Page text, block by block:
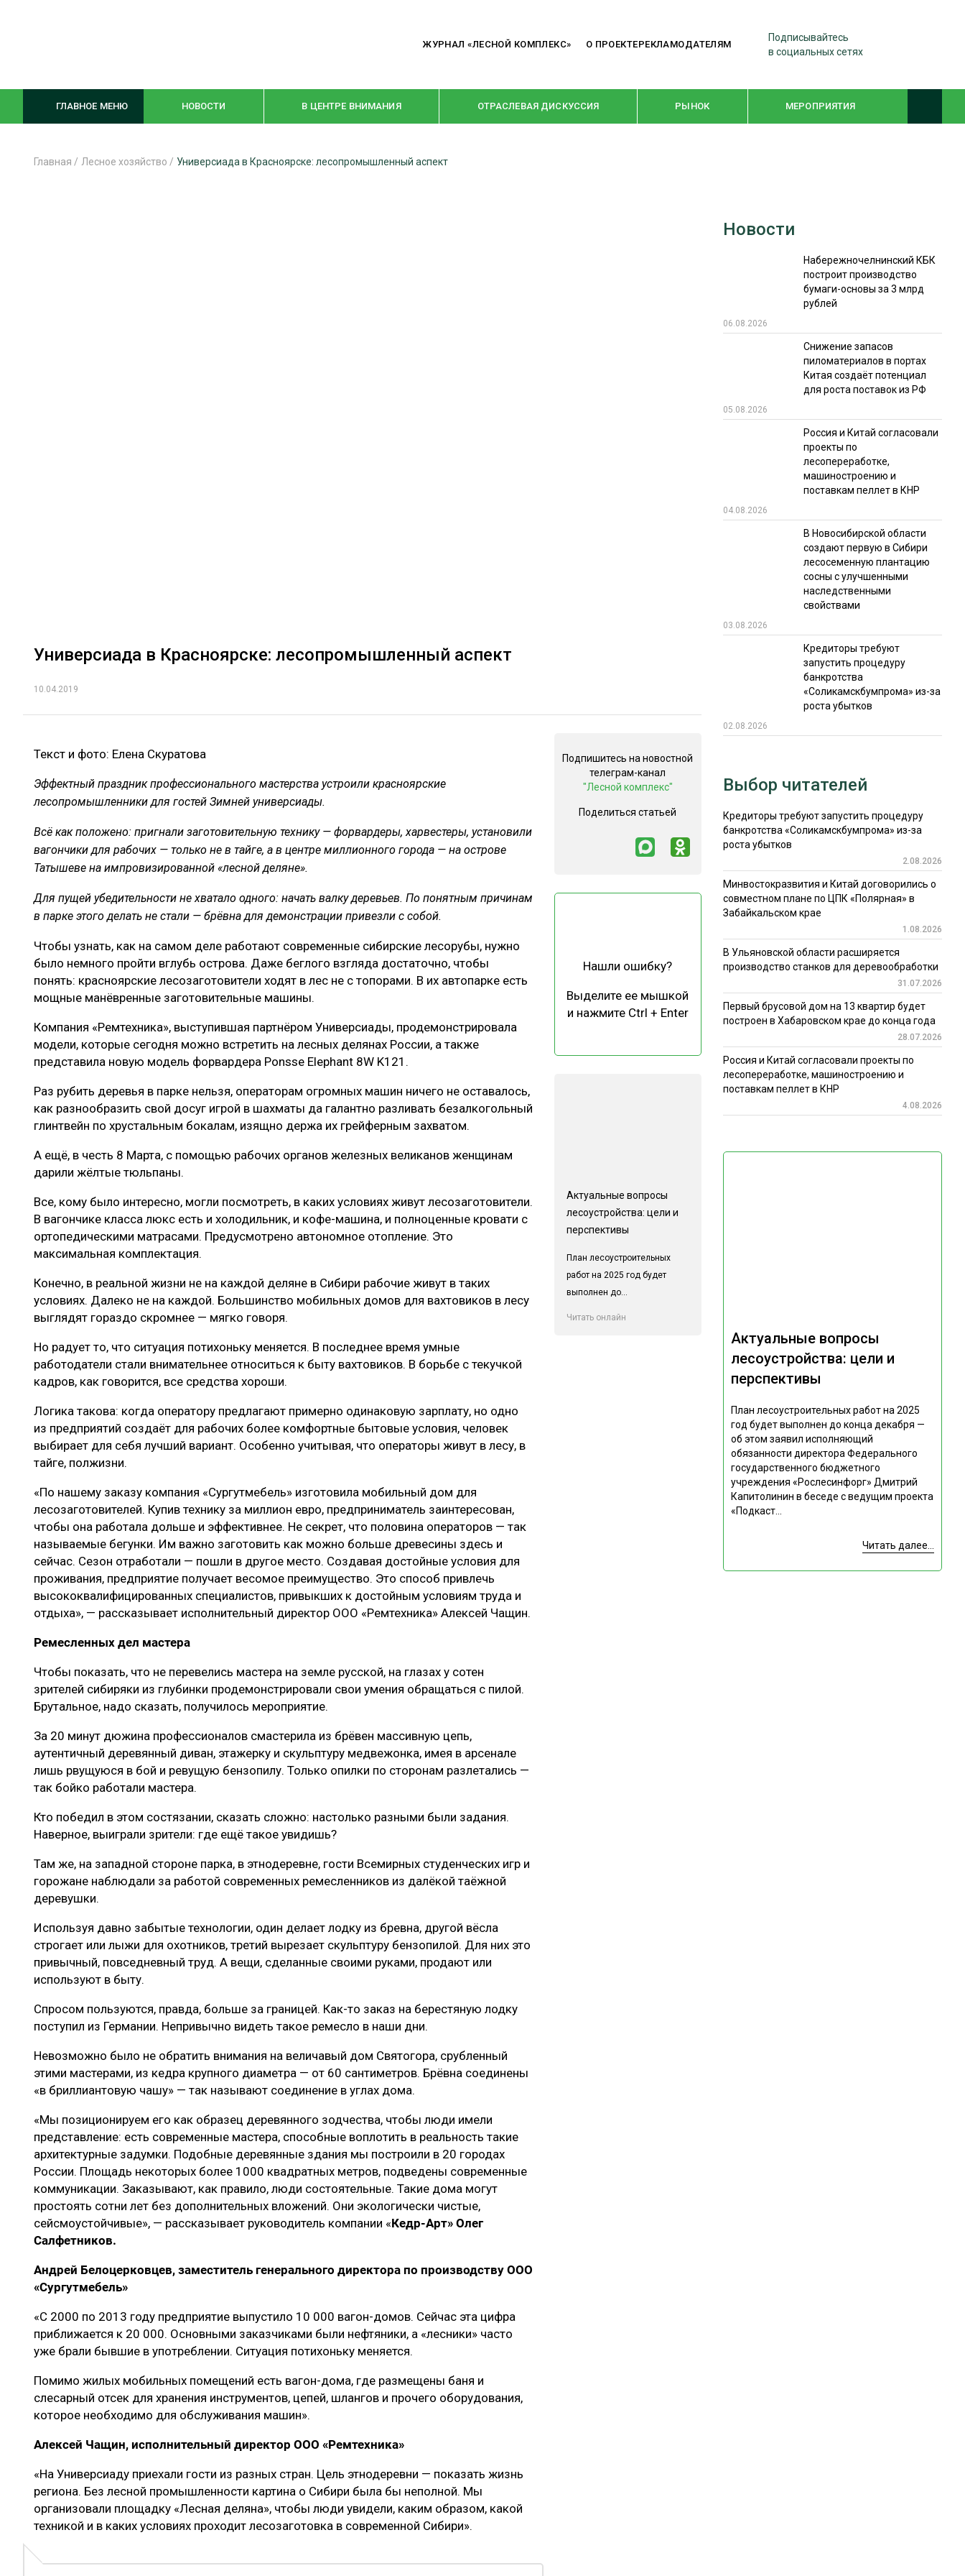
ЖУРНАЛ «ЛЕСНОЙ КОМПЛЕКС» О ПРОЕКТЕРЕКЛАМОДАТЕЛЯМ
Подписывайтесь
в социальных сетях
ГЛАВНОЕ МЕНЮ НОВОСТИ В ЦЕНТРЕ ВНИМАНИЯ ОТРАСЛЕВАЯ ДИСКУССИЯ РЫНОК МЕРОПРИЯТИЯ
WOODEX-2021
СУШКА ДРЕВЕСИНЫ
ИТОГИ МЕРОПРИЯТИЙ
Главная / Лесное хозяйство / Универсиада в Красноярске: лесопромышленный аспект
Универсиада в Красноярске: лесопромышленный аспект
10.04.2019
Текст и фото: Елена Скуратова
Эффектный праздник профессионального мастерства устроили красноярские
лесопромышленники для гостей Зимней универсиады.
Всё как положено: пригнали заготовительную технику — форвардеры, харвестеры, установили
вагончики для рабочих — только не в тайге, а в центре миллионного города — на острове
Татышеве на импровизированной «лесной деляне».
Для пущей убедительности не хватало одного: начать валку деревьев. По понятным причинам
в парке этого делать не стали — брёвна для демонстрации привезли с собой.
Чтобы узнать, как на самом деле работают современные сибирские лесорубы, нужно
было немного пройти вглубь острова. Даже беглого взгляда достаточно, чтобы
понять: красноярские лесозаготовители ходят в лес не с топорами. В их автопарке есть
мощные манёвренные заготовительные машины.
Компания «Ремтехника», выступившая партнёром Универсиады, продемонстрировала
модели, которые сегодня можно встретить на лесных делянах России, а также
представила новую модель форвардера Ponsse Elephant 8W K121.
Раз рубить деревья в парке нельзя, операторам огромных машин ничего не оставалось,
как разнообразить свой досуг игрой в шахматы да галантно разливать безалкогольный
глинтвейн по хрустальным бокалам, изящно держа их грейферным захватом.
А ещё, в честь 8 Марта, с помощью рабочих органов железных великанов женщинам
дарили жёлтые тюльпаны.
Все, кому было интересно, могли посмотреть, в каких условиях живут лесозаготовители.
В вагончике класса люкс есть и холодильник, и кофе-машина, и полноценные кровати с
ортопедическими матрасами. Предусмотрено автономное отопление. Это
максимальная комплектация.
Конечно, в реальной жизни не на каждой деляне в Сибири рабочие живут в таких
условиях. Далеко не на каждой. Большинство мобильных домов для вахтовиков в лесу
выглядят гораздо скромнее — мягко говоря.
Но радует то, что ситуация потихоньку меняется. В последнее время умные
работодатели стали внимательнее относиться к быту вахтовиков. В борьбе с текучкой
кадров, как говорится, все средства хороши.
Логика такова: когда оператору предлагают примерно одинаковую зарплату, но одно
из предприятий создаёт для рабочих более комфортные бытовые условия, человек
выбирает для себя лучший вариант. Особенно учитывая, что операторы живут в лесу, в
тайге, полжизни.
«По нашему заказу компания «Сургутмебель» изготовила мобильный дом для
лесозаготовителей. Купив технику за миллион евро, предприниматель заинтересован,
чтобы она работала дольше и эффективнее. Не секрет, что половина операторов — так
называемые бегунки. Им важно заготовить как можно больше древесины здесь и
сейчас. Сезон отработали — пошли в другое место. Создавая достойные условия для
проживания, предприятие получает весомое преимущество. Это способ привлечь
высококвалифицированных специалистов, привыкших к достойным условиям труда и
отдыха», — рассказывает исполнительный директор ООО «Ремтехника» Алексей Чащин.
Ремесленных дел мастера
Чтобы показать, что не перевелись мастера на земле русской, на глазах у сотен
зрителей сибиряки из глубинки продемонстрировали свои умения обращаться с пилой.
Брутальное, надо сказать, получилось мероприятие.
За 20 минут дюжина профессионалов смастерила из брёвен массивную цепь,
аутентичный деревянный диван, этажерку и скульптуру медвежонка, имея в арсенале
лишь рвущуюся в бой и ревущую бензопилу. Только опилки по сторонам разлетались —
так бойко работали мастера.
Кто победил в этом состязании, сказать сложно: настолько разными были задания.
Наверное, выиграли зрители: где ещё такое увидишь?
Там же, на западной стороне парка, в этнодеревне, гости Всемирных студенческих игр и
горожане наблюдали за работой современных ремесленников из далёкой таёжной
деревушки.
Используя давно забытые технологии, один делает лодку из бревна, другой вёсла
строгает или лыжи для охотников, третий вырезает скульптуру бензопилой. Для них это
привычный, повседневный труд. А вещи, сделанные своими руками, продают или
используют в быту.
Спросом пользуются, правда, больше за границей. Как-то заказ на берестяную лодку
поступил из Германии. Непривычно видеть такое ремесло в наши дни.
Невозможно было не обратить внимания на величавый дом Святогора, срубленный
этими мастерами, из кедра крупного диаметра — от 60 сантиметров. Брёвна соединены
«в бриллиантовую чашу» — так называют соединение в углах дома.
«Мы позиционируем его как образец деревянного зодчества, чтобы люди имели
представление: есть современные мастера, способные воплотить в реальность такие
архитектурные задумки. Подобные деревянные здания мы построили в 20 городах
России. Площадь некоторых более 1000 квадратных метров, подведены современные
коммуникации. Заказывают, как правило, люди состоятельные. Такие дома могут
простоять сотни лет без дополнительных вложений. Они экологически чистые,
сейсмоустойчивые», — рассказывает руководитель компании «Кедр-Арт» Олег
Салфетников.
Андрей Белоцерковцев, заместитель генерального директора по производству ООО
«Сургутмебель»
«С 2000 по 2013 году предприятие выпустило 10 000 вагон-домов. Сейчас эта цифра
приближается к 20 000. Основными заказчиками были нефтяники, а «лесники» часто
уже брали бывшие в употреблении. Ситуация потихоньку меняется.
Помимо жилых мобильных помещений есть вагон-дома, где размещены баня и
слесарный отсек для хранения инструментов, цепей, шлангов и прочего оборудования,
которое необходимо для обслуживания машин».
Алексей Чащин, исполнительный директор ООО «Ремтехника»
«На Универсиаду приехали гости из разных стран. Цель этнодеревни — показать жизнь
региона. Без лесной промышленности картина о Сибири была бы неполной. Мы
организовали площадку «Лесная деляна», чтобы люди увидели, каким образом, какой
техникой и в каких условиях проходит лесозаготовка в современной Сибири».
Подпишитесь на новостной
телеграм-канал
"Лесной комплекс"
Поделиться статьей
Нашли ошибку?
Выделите ее мышкой
и нажмите Ctrl + Enter
Актуальные вопросы
лесоустройства: цели и
перспективы
План лесоустроительных
работ на 2025 год будет
выполнен до...
Читать онлайн
Новости
Набережночелнинский КБК
построит производство
бумаги-основы за 3 млрд
рублей
06.08.2026
Снижение запасов
пиломатериалов в портах
Китая создаёт потенциал
для роста поставок из РФ
05.08.2026
Россия и Китай согласовали
проекты по
лесопереработке,
машиностроению и
поставкам пеллет в КНР
04.08.2026
В Новосибирской области
создают первую в Сибири
лесосеменную плантацию
сосны с улучшенными
наследственными
свойствами
03.08.2026
Кредиторы требуют
запустить процедуру
банкротства
«Соликамскбумпрома» из-за
роста убытков
02.08.2026
Актуальные вопросы
лесоустройства: цели и
перспективы
План лесоустроительных работ на 2025
год будет выполнен до конца декабря —
об этом заявил исполняющий
обязанности директора Федерального
государственного бюджетного
учреждения «Рослесинфорг» Дмитрий
Капитолинин в беседе с ведущим проекта
«Подкаст...
Читать далее...
Выбор читателей
Кредиторы требуют запустить процедуру
банкротства «Соликамскбумпрома» из-за
роста убытков
2.08.2026
Минвостокразвития и Китай договорились о
совместном плане по ЦПК «Полярная» в
Забайкальском крае
1.08.2026
В Ульяновской области расширяется
производство станков для деревообработки
31.07.2026
Первый брусовой дом на 13 квартир будет
построен в Хабаровском крае до конца года
28.07.2026
Россия и Китай согласовали проекты по
лесопереработке, машиностроению и
поставкам пеллет в КНР
4.08.2026